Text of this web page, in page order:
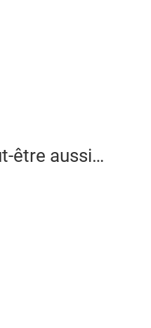
être aussi…